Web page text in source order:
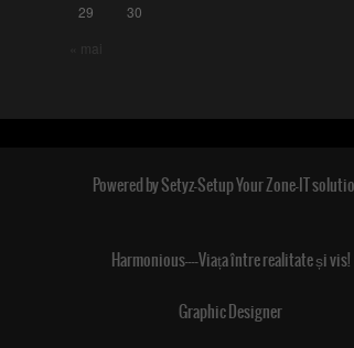
« mai
29
30
Powered by Setyz-Setup Your Zone-IT
Harmonious----Viața între realitate și vis!
Graphic Designer